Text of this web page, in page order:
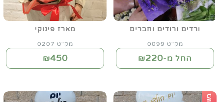
ורדים ורודים וחברים
מק"ט 0099
החל מ-₪220
מארז פינוקי
מק"ט 0207
₪450